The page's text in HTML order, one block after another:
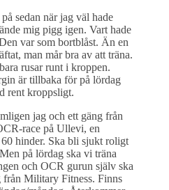
sedan när jag väl hade
mig pigg igen. Vart hade
var som bortblåst. Än en
man mår bra av att träna.
rusar runt i kroppen.
är tillbaka för på lördag
rent kroppsligt.
jag och ett gäng från
race på Ullevi, en
hinder. Ska bli sjukt roligt
på lördag ska vi träna
och OCR gurun själv ska
Military Fitness. Finns